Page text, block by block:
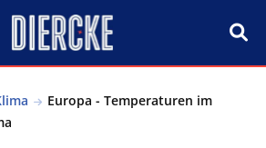
Europa - Temperaturen im